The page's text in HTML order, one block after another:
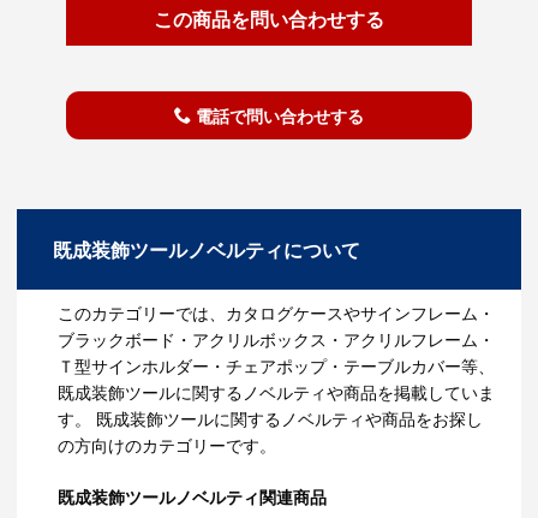
この商品を問い合わせする
電話で問い合わせする
既成装飾ツールノベルティについて
このカテゴリーでは、カタログケースやサインフレーム・
ブラックボード・アクリルボックス・アクリルフレーム・
Ｔ型サインホルダー・チェアポップ・テーブルカバー等、
既成装飾ツールに関するノベルティや商品を掲載していま
す。 既成装飾ツールに関するノベルティや商品をお探し
の方向けのカテゴリーです。
既成装飾ツールノベルティ関連商品